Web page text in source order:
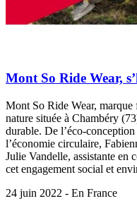
Mont So Ride Wear,
Mont So Ride Wear, marque
nature située à Chambéry
durable. De l’éco-
l’économie circulaire,
Julie Vandelle, assistante en
cet engagement social et
24 juin 2022 - En France